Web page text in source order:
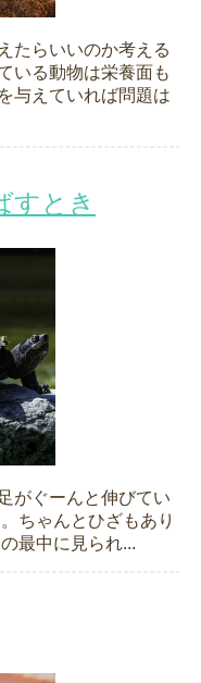
たらいいのか考える
いる動物は栄養面も
与えていれば問題は
すとき
がぐーんと伸びてい
ちゃんとひざもあり
最中に見られ...